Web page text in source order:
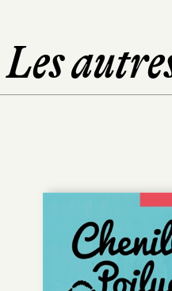
Les